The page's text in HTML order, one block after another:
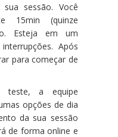
sessão. Você
15min (quinze
Esteja em um
Após
para começar de
teste, a equipe
opções de dia
da sua sessão
de forma online e